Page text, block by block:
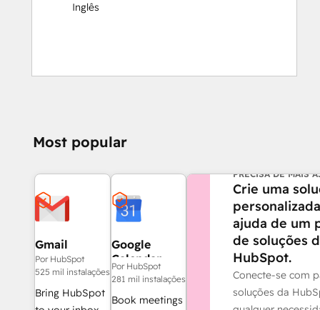
Inglês
Most popular
Gmail
Por HubSpot
525 mil instalações
Bring HubSpot
Google
Calendar
Por HubSpot
281 mil instalações
Book meetings
PRECISA DE MAIS
Crie uma
ajuda de um
de soluções
HubSpot.
Conecte-se com
soluções da